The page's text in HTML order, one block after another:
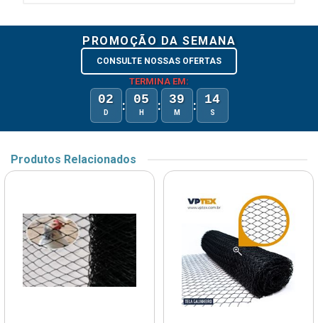
PROMOÇÃO DA SEMANA
CONSULTE NOSSAS OFERTAS
TERMINA EM:
02
D : 05
H : 39
M : 14
S
Produtos Relacionados